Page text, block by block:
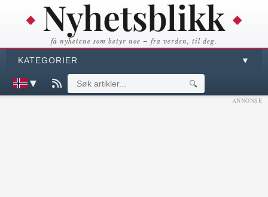
få nyhetene som betyr noe – fra verden, til deg.
KATEGORIER ▼
▼ 🔍
ANNONSE